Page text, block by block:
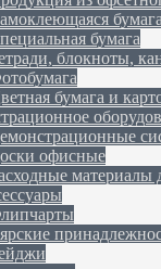
бумага
блокноты,
бумага и
офисные
материалы